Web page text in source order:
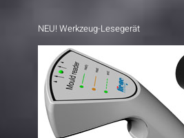
NEU! Werkzeug-Lesegerät